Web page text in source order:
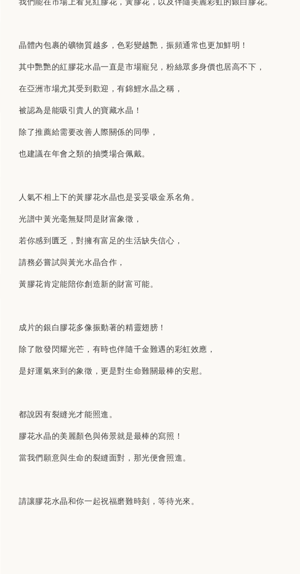
晶體內包裹的礦物質越多，色彩變越艷，振頻通常也更加鮮明！
其中艷艷的紅膠花水晶一直是市場寵兒，粉絲眾多身價也居高不下，
在亞洲市場尤其受到歡迎，有錦鯉水晶之稱，
被認為是能吸引貴人的寶藏水晶！
除了推薦給需要改善人際關係的同學，
也建議在年會之類的抽獎場合佩戴。
人氣不相上下的黃膠花水晶也是妥妥吸金系名角。
光譜中黃光毫無疑問是財富象徵，
若你感到匱乏，對擁有富足的生活缺失信心，
請務必嘗試與黃光水晶合作，
黃膠花肯定能陪你創造新的財富可能。
成片的銀白膠花多像振動著的精靈翅膀！
除了散發閃耀光芒，有時也伴隨千金難遇的彩虹效應，
是好運氣來到的象徵，更是對生命難關最棒的安慰。
都說因有裂縫光才能照進。
膠花水晶的美麗顏色與佈景就是最棒的寫照！
當我們願意與生命的裂縫面對，那光便會照進。
請讓膠花水晶和你一起祝福磨難時刻，等待光來。